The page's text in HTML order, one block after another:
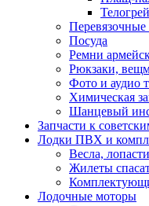
Перевязочные
Посуда
Ремни
Рюкзаки,
Фото и аудио
Химическая
Шанцевый
Запчасти к
Лодки ПВХ и
Весла,
Жилеты
Лодочные моторы